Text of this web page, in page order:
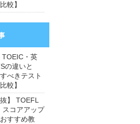
較】
・英
の違いと
べきテスト
較】
抜】 TOEFL
スコアアップ
すすめ教